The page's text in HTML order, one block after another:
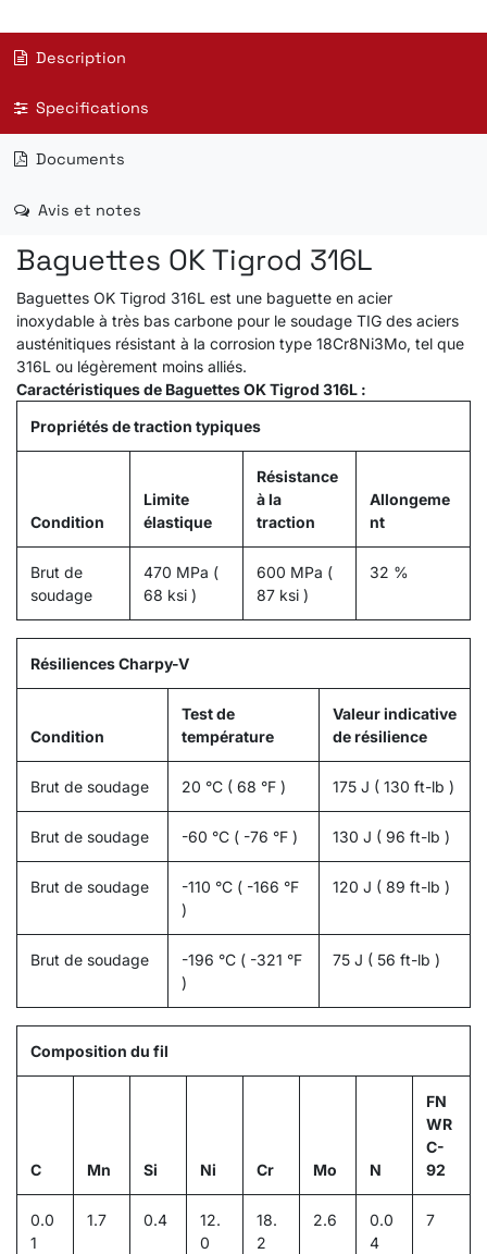
Description
Specifications
Documents
Avis et notes
Baguettes OK Tigrod 316L
Baguettes OK Tigrod 316L est une baguette en acier
inoxydable à très bas carbone pour le soudage TIG des aciers
austénitiques résistant à la corrosion type 18Cr8Ni3Mo, tel que
316L ou légèrement moins alliés.
Caractéristiques de Baguettes OK Tigrod 316L :
Propriétés de traction typiques
Condition
Limite
élastique
Résistance
à la
traction
Allongeme
nt
Brut de
soudage
470 MPa (
68 ksi )
600 MPa (
87 ksi )
32 %
Résiliences Charpy-V
Condition
Test de
température
Valeur indicative
de résilience
Brut de soudage 20 °C ( 68 °F ) 175 J ( 130 ft-lb )
Brut de soudage -60 °C ( -76 °F ) 130 J ( 96 ft-lb )
Brut de soudage
-110 °C ( -166 °F
)
120 J ( 89 ft-lb )
Brut de soudage
-196 °C ( -321 °F
)
75 J ( 56 ft-lb )
Composition du fil
C Mn Si Ni Cr Mo N
FN
WR
C-
92
0.0
1
1.7 0.4
12.
0
18.
2
2.6
0.0
4
7